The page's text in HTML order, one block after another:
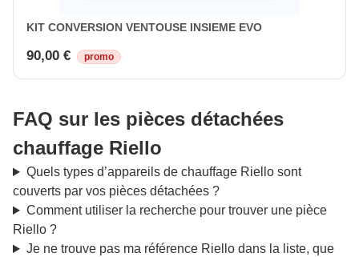
KIT CONVERSION VENTOUSE INSIEME EVO
90,00 € promo
FAQ sur les pièces détachées
chauffage Riello
Quels types d’appareils de chauffage Riello sont
couverts par vos pièces détachées ?
Comment utiliser la recherche pour trouver une pièce
Riello ?
Je ne trouve pas ma référence Riello dans la liste, que